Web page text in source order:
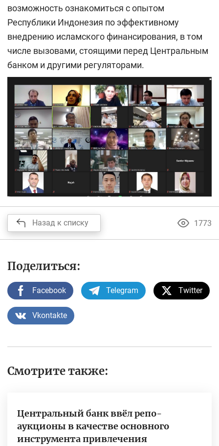
возможность ознакомиться с опытом
Республики Индонезия по эффективному
внедрению исламского финансирования, в том
числе вызовами, стоящими перед Центральным
банком и другими регуляторами.
Назад к списку 1773
Поделиться:
Facebook Telegram Twitter
Vkontakte
Смотрите также:
Центральный банк ввёл репо-
аукционы в качестве основного
инструмента привлечения